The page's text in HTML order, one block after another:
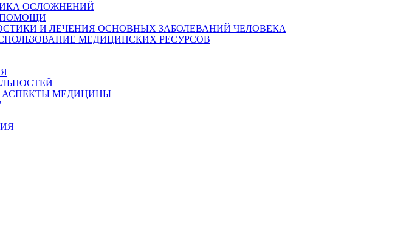
ОСЛОЖНЕНИЙ
ПОМОЩИ
И ЛЕЧЕНИЯ ОСНОВНЫХ ЗАБОЛЕВАНИЙ ЧЕЛОВЕКА
МЕДИЦИНСКИХ РЕСУРСОВ
АСПЕКТЫ МЕДИЦИНЫ